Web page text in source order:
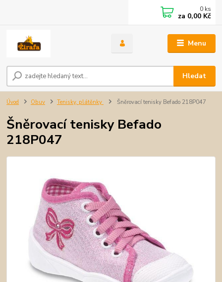
Menu
Hledat
0 ks
za 0,00 Kč
Úvod Obuv Tenisky, plátěnky Šněrovací tenisky Befado 218P047
Šněrovací tenisky Befado
218P047